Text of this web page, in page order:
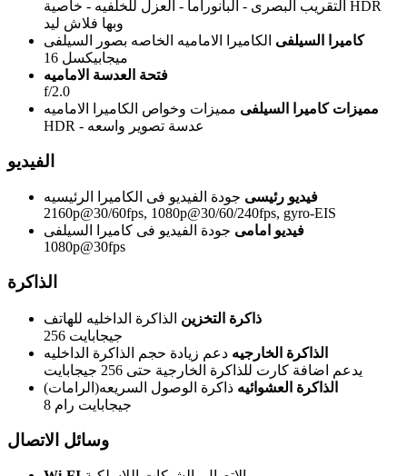
التقريب البصرى - البانوراما - العزل للخلفيه - خاصية HDR
وبها فلاش ليد
كاميرا السيلفى الكاميرا الاماميه الخاصه بصور السيلفى
16 ميجابيكسل
فتحة العدسة الاماميه
f/2.0
مميزات كاميرا السيلفى مميزات وخواص الكاميرا الاماميه
HDR - عدسة تصوير واسعه
الفيديو
فيديو رئيسى جودة الفيديو فى الكاميرا الرئيسيه
2160p@30/60fps, 1080p@30/60/240fps, gyro-EIS
فيديو امامى جودة الفيديو فى كاميرا السيلفى
1080p@30fps
الذاكرة
ذاكرة التخزين الذاكرة الداخليه للهاتف
256 جيجابايت
الذاكرة الخارجيه دعم زيادة حجم الذاكرة الداخليه
يدعم اضافة كارت للذاكرة الخارجية حتى 256 جيجابايت
الذاكرة العشوائيه ذاكرة الوصول السريعه(الرامات)
8 جيجابايت رام
وسائل الاتصال